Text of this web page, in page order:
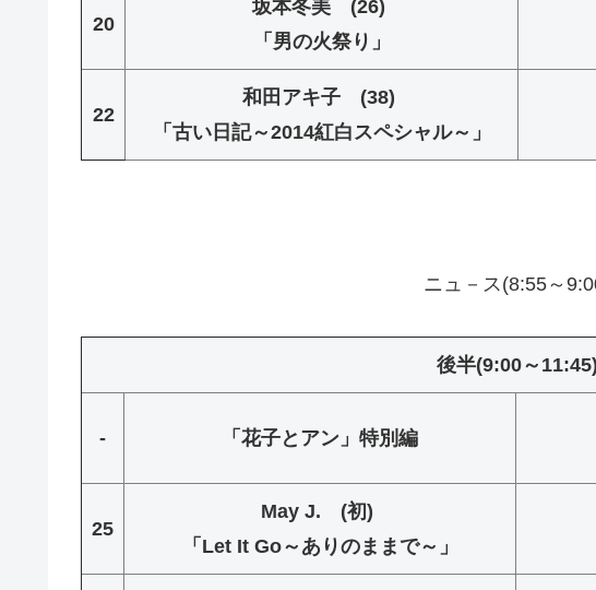
20
坂本冬美 (26)
「男の火祭り」
22
和田アキ子 (38)
「古い日記～2014紅白スペシャル～」
ニュ－ス(8:55～
後半(9:00～11:45)
- 「花子とアン」特別編
25
May J. (初)
「Let It Go～ありのままで～」